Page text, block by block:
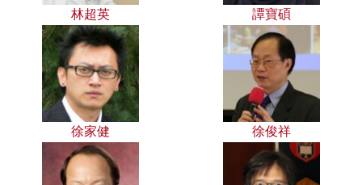
林超英 譚寶碩
徐家健 徐俊祥